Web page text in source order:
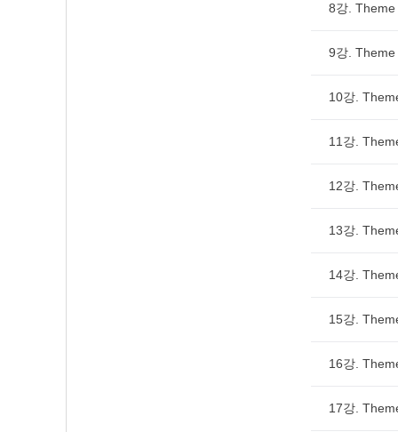
8강. Theme
9강.
10강.
11강.
12강.
13강.
14강.
15강.
16강.
17강.